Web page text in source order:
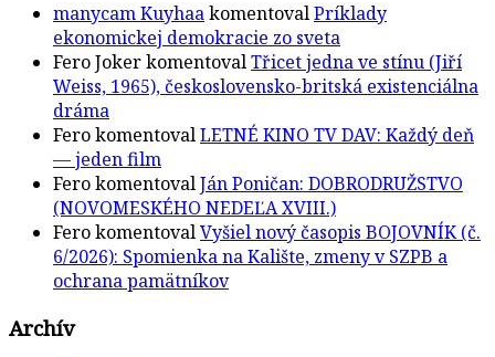
manycam KuyhaakomentovalPríklady
ekonomickej demokracie zo sveta
Fero JokerkomentovalTřicet jedna ve stínu (Jiří
Weiss, 1965), československo-britská existenciálna
dráma
FerokomentovalLETNÉ KINO TV DAV: Každý deň
— jeden film
FerokomentovalJán Poničan: DOBRODRUŽSTVO
(NOVOMESKÉHO NEDEĽA XVIII.)
FerokomentovalVyšiel nový časopis BOJOVNÍK (č.
6/2026): Spomienka na Kalište, zmeny v SZPB a
ochrana pamätníkov
Archív